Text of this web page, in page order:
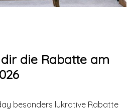
die Rabatte am
besonders lukrative Rabatte